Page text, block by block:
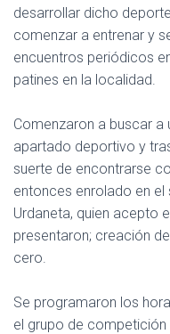
desarrollar dicho
comenzar a entrenar y
encuentros periódicos
patines en la localidad.
Comenzaron a buscar a
apartado deportivo y
suerte de encontrarse
entonces enrolado en el
Urdaneta, quien acepto
presentaron; creación
cero.
Se programaron los
el grupo de